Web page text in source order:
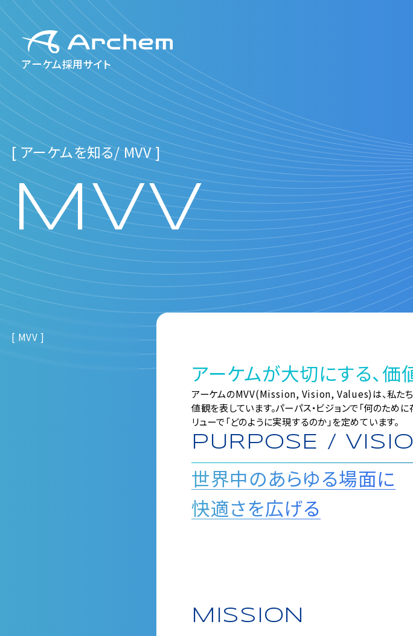
アーケム採用サイト
[ アーケムを知る/ MVV ]
MVV
[ MVV ]
アーケムが大切にする、
アーケムのMVV(Mission, Vision, Values)は、私た
値観を表しています。パーパス・ビジョンで「何のため
リューで「どのように実現するのか」を定めています。
PURPOSE /
世界中のあらゆる場面に
快適さを広げる
MISSION